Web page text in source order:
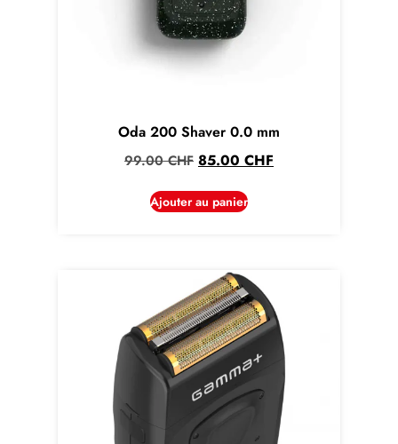
Oda 200 Shaver 0.0 mm
99.00CHF 85.00 CHF
Ajouter au panier